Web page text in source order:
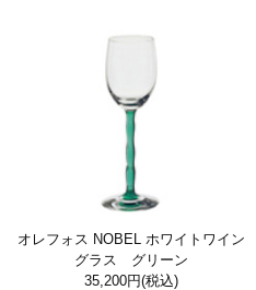
オレフォス NOBEL ホワイトワイン
グラス グリーン
35,200円(税込)